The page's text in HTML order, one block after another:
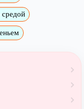
средой